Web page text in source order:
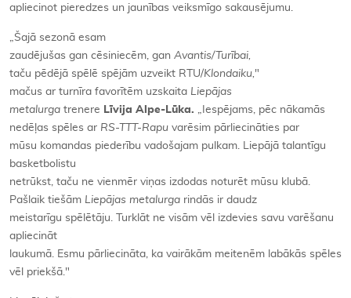
apliecinot pieredzes un jaunības veiksmīgo sakausējumu.
„Šajā sezonā esam
zaudējušas gan cēsiniecēm, gan Avantis/Turībai,
taču pēdējā spēlē spējām uzveikt RTU/Klondaiku,"
mačus ar turnīra favorītēm uzskaita Liepājas
metalurga trenere Līvija Alpe-Lūka. „Iespējams, pēc nākamās
nedēļas spēles ar RS-TTT-Rapu varēsim pārliecināties par
mūsu komandas piederību vadošajam pulkam. Liepājā talantīgu
basketbolistu
netrūkst, taču ne vienmēr viņas izdodas noturēt mūsu klubā.
Pašlaik tiešām Liepājas metalurga rindās ir daudz
meistarīgu spēlētāju. Turklāt ne visām vēl izdevies savu varēšanu
apliecināt
laukumā. Esmu pārliecināta, ka vairākām meitenēm labākās spēles
vēl priekšā."